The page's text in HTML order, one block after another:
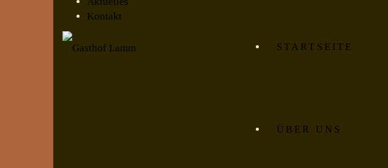
Kontakt
STARTSEITE
ÜBER UNS